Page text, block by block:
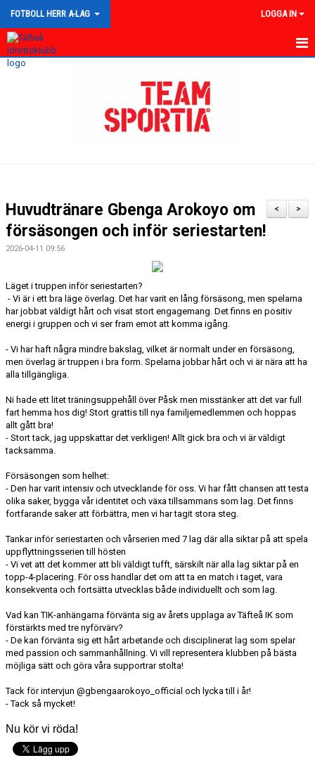
FOTBOLL HERR A-LAG LOGGA IN
HEM
BILDGALLERI
DOKUMENT
KONTAKT
MATCHER
DIV 2 NORRLAND HÖST UPPFLYTTNING 2026
>
<
Huvudtränare Gbenga Arokoyo om
försäsongen och inför seriestarten!
2026-04-11 09:56
Läget i truppen inför seriestarten?
- Vi är i ett bra läge överlag. Det har varit en lång försäsong, men spelarna
har jobbat väldigt hårt och visat stort engagemang. Det finns en positiv
energi i gruppen och vi ser fram emot att komma igång.
- Vi har haft några mindre bakslag, vilket är normalt under en försäsong,
men överlag är truppen i bra form. Spelarna jobbar hårt och vi är nära att ha
alla tillgängliga.
Ni hade ett litet träningsuppehåll över Påsk men misstänker att det var full
fart hemma hos dig! Stort grattis till nya familjemedlemmen och hoppas
allt gått bra!
- Stort tack, jag uppskattar det verkligen! Allt gick bra och vi är väldigt
tacksamma.
Försäsongen som helhet:
- Den har varit intensiv och utvecklande för oss. Vi har fått chansen att testa
olika saker, bygga vår identitet och växa tillsammans som lag. Det finns
fortfarande saker att förbättra, men vi har tagit stora steg.
Tankar inför seriestarten och vårserien med 7 lag där alla siktar på att spela
uppflyttningsserien till hösten
- Vi vet att det kommer att bli väldigt tufft, särskilt när alla lag siktar på en
topp-4-placering. För oss handlar det om att ta en match i taget, vara
konsekventa och fortsätta utvecklas både individuellt och som lag.
Vad kan TIK-anhängarna förvänta sig av årets upplaga av Täfteå IK som
förstärkts med tre nyförvärv?
- De kan förvänta sig ett hårt arbetande och disciplinerat lag som spelar
med passion och sammanhållning. Vi vill representera klubben på bästa
möjliga sätt och göra våra supportrar stolta!
Tack för intervjun @gbengaarokoyo_official och lycka till i år!
- Tack så mycket!
Nu kör vi röda!